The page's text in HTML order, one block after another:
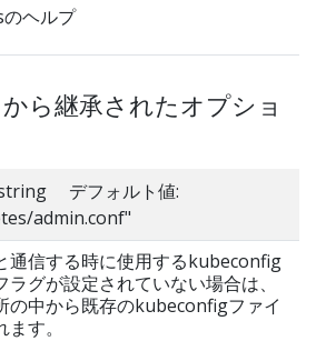
ヘルプ
ら継承されたオプショ
デフォルト値:
admin.conf"
通信する時に使用するkubeconfig
ラグが設定されていない場合は、
の中から既存のkubeconfigファイ
す。